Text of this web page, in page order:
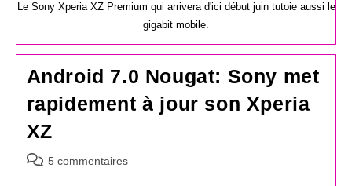
Le Sony Xperia XZ Premium qui arrivera d'ici début juin tutoie aussi le
gigabit mobile.
Android 7.0 Nougat: Sony met
rapidement à jour son Xperia
XZ
Commentaires
5 commentaires